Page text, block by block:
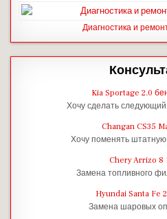
Диагностика и
Kia Sportage 2.0
Хочу сделать
Changan CS35
Хочу поменять
Chery Arrizo 8
Замена топливного
Hyundai Santa Fe
Замена шаровых